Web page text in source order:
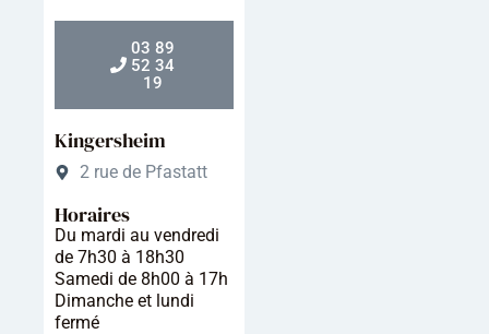
03 89
52 34
19
Kingersheim
2 rue de Pfastatt
Horaires
Du mardi au vendredi
de 7h30 à 18h30
Samedi de 8h00 à 17h
Dimanche et lundi
fermé